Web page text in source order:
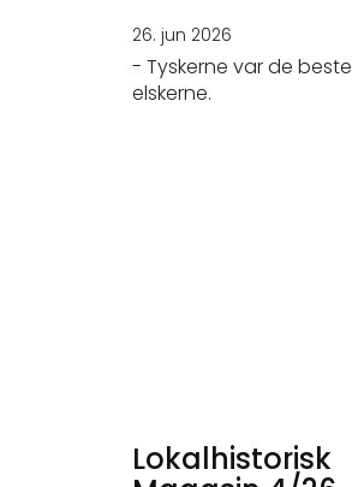
26. jun 2026
- Tyskerne var de beste
elskerne.
Lokalhistorisk